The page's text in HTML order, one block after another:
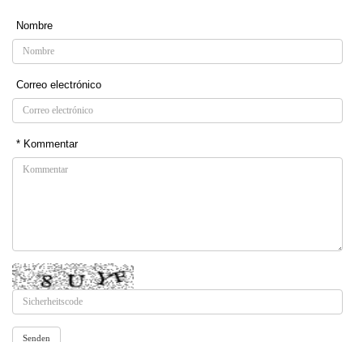
Nombre
Correo electrónico
* Kommentar